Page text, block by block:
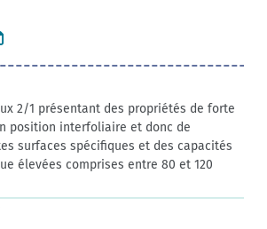
2/1 présentant des propriétés de forte
position interfoliaire et donc de
surfaces spécifiques et des capacités
élevées comprises entre 80 et 120